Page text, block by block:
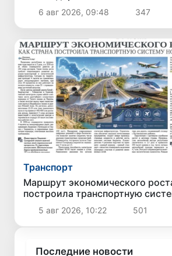
6 авг 2026, 09:48 347
Транспорт
Маршрут экономического
построила транспортную
века5 авг 2026, 10:22 501
Последние новости